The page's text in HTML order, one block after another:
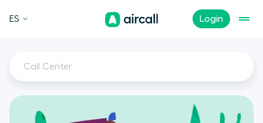
Login
ES
Call Center